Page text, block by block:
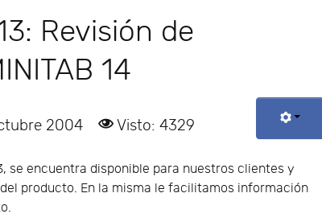
Revisión de
14
2004 Visto: 4329
se encuentra disponible para nuestros clientes y
producto. En la misma le facilitamos información